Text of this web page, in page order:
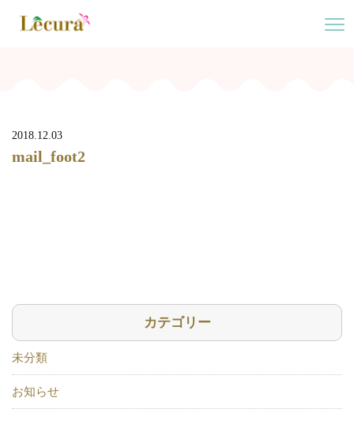
2018.12.03
mail_foot2
カテゴリー
未分類
お知らせ